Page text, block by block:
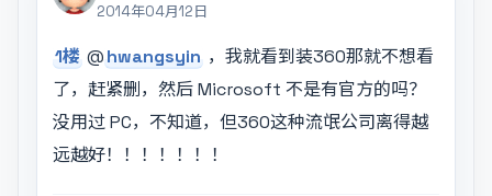
2014年04月12日
1楼 @hwangsyin ，我就看到装360那就不想看
了，赶紧删，然后 Microsoft 不是有官方的吗？
没用过 PC，不知道，但360这种流氓公司离得越
远越好！！！！！！！